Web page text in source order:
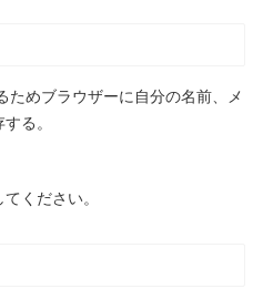
ためブラウザーに自分の名前、メ
る。
ください。